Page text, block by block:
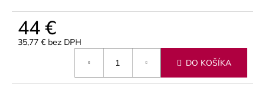
44 €
35,77 € bez DPH
DO KOŠÍKA